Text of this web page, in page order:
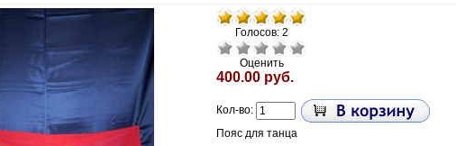
Голосов: 2
Оценить
400.00 руб.
Кол-во:
Пояс для танца